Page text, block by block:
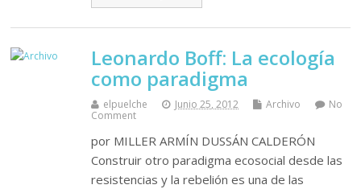
Leonardo Boff: La ecología
como paradigma
elpuelche Junio 25, 2012 Archivo
No
Comment
por MILLER ARMÍN DUSSÁN CALDERÓN
Construir otro paradigma ecosocial desde las
resistencias y la rebelión es una de las